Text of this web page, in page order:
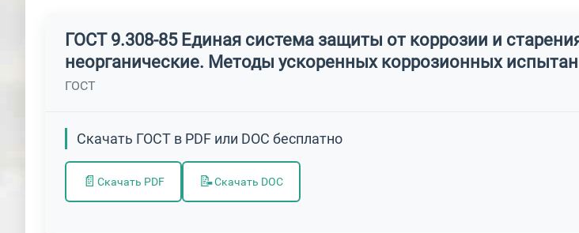
ГОСТ 9.308-85 Единая система защиты от коррозии и
неорганические. Методы ускоренных коррозионных
ГОСТ
Скачать ГОСТ в PDF или DOC бесплатно
📄 Скачать PDF 📝Скачать DOC